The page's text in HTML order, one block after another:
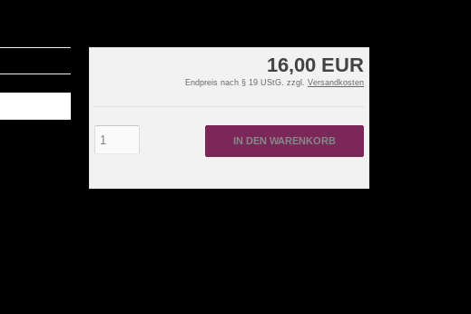
16,00 EUR
Endpreis nach § 19 UStG. zzgl. Versandkosten
IN DEN WARENKORB